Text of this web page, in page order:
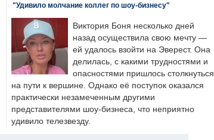
"Удивило молчание коллег по шоу-бизнесу"
Виктория Боня несколько дней
назад осуществила свою мечту —
ей удалось взойти на Эверест. Она
делилась, с какими трудностями и
опасностями пришлось столкнуться
на пути к вершине. Однако её поступок оказался
практически незамеченным другими
представителями шоу-бизнеса, что неприятно
удивило телезвезду.